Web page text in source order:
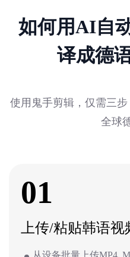
如何用AI自
译成德
使用鬼手剪辑，仅需三
全球
01
上传/粘贴韩语视
从设备批量上传MP4,